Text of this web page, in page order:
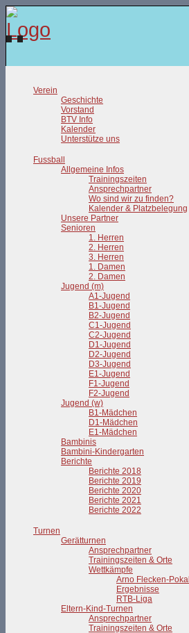
Verein
Geschichte
Vorstand
BTV Info
Kalender
Unterstütze uns
Fussball
Allgemeine Infos
Trainingszeiten
Ansprechpartner
Wo sind wir zu finden?
Kalender & Platzbelegung
Unsere Partner
Senioren
1. Herren
2. Herren
3. Herren
1. Damen
2. Damen
Jugend (m)
A1-Jugend
B1-Jugend
B2-Jugend
C1-Jugend
C2-Jugend
D1-Jugend
D2-Jugend
D3-Jugend
E1-Jugend
F1-Jugend
F2-Jugend
Jugend (w)
B1-Mädchen
D1-Mädchen
E1-Mädchen
Bambinis
Bambini-Kindergarten
Berichte
Berichte 2018
Berichte 2019
Berichte 2020
Berichte 2021
Berichte 2022
Turnen
Gerätturnen
Ansprechpartner
Trainingszeiten & Orte
Wettkämpfe
Arno Flecken-Pokal
Ergebnisse
RTB-Liga
Eltern-Kind-Turnen
Ansprechpartner
Trainingszeiten & Orte